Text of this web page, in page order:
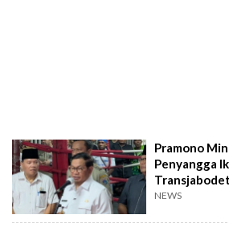
Pramono
Penyangga
Benahi Halte
NEWS